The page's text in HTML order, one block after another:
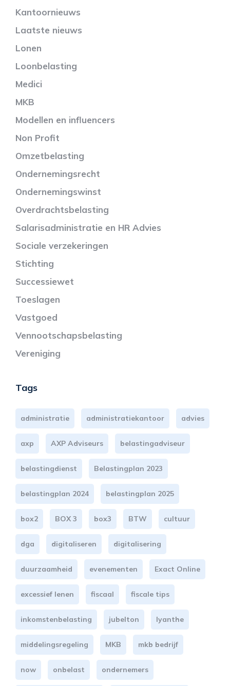
Kantoornieuws
Laatste nieuws
Lonen
Loonbelasting
Medici
MKB
Modellen en influencers
Non Profit
Omzetbelasting
Ondernemingsrecht
Ondernemingswinst
Overdrachtsbelasting
Salarisadministratie en HR Advies
Sociale verzekeringen
Stichting
Successiewet
Toeslagen
Vastgoed
Vennootschapsbelasting
Vereniging
Tags
administratie administratiekantoor advies
axp AXP Adviseurs belastingadviseur
belastingdienst Belastingplan 2023
belastingplan 2024 belastingplan 2025
box2 BOX 3 box3 BTW cultuur
dga digitaliseren digitalisering
duurzaamheid evenementen Exact Online
excessief lenen fiscaal fiscale tips
inkomstenbelasting jubelton lyanthe
middelingsregeling MKB mkb bedrijf
now onbelast ondernemers